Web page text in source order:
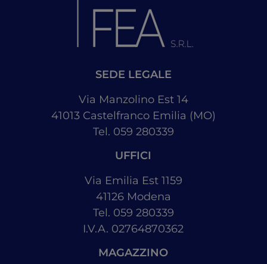
SEDE LEGALE
Via Manzolino Est 14
41013 Castelfranco Emilia (MO)
Tel. 059 280339
UFFICI
Via Emilia Est 1159
41126 Modena
Tel. 059 280339
I.V.A. 02764870362
MAGAZZINO